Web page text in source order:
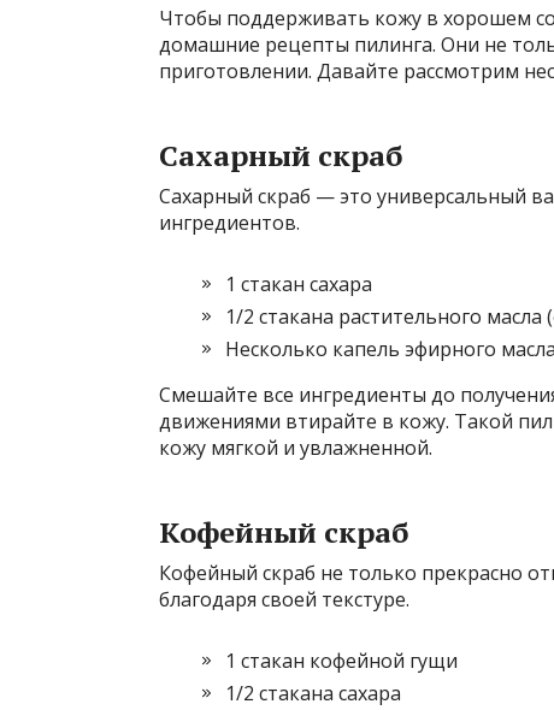
Чтобы поддерживать кожу в хорошем
домашние рецепты пилинга. Они не
приготовлении. Давайте рассмотрим
Сахарный скраб
Сахарный скраб — это универсальный
ингредиентов.
1 стакан сахара
1/2 стакана растительного
Несколько капель эфирного
Смешайте все ингредиенты до
движениями втирайте в кожу. Такой
кожу мягкой и увлажненной.
Кофейный скраб
Кофейный скраб не только прекрасно
благодаря своей текстуре.
1 стакан кофейной гущи
1/2 стакана сахара